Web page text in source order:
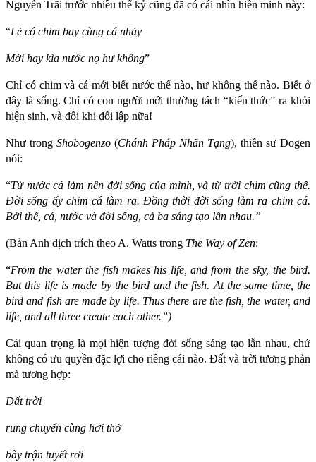
Nguyễn Trãi trước nhiều thế kỷ cũng đã có cái nhìn hiền minh này:
“Lẻ có chim bay cùng cá nhảy
Mới hay kìa nước nọ hư không”
Chỉ có chim và cá mới biết nước thế nào, hư không thế nào. Biết ở
đây là sống. Chỉ có con người mới thường tách “kiến thức” ra khỏi
hiện sinh, và đôi khi đối lập nữa!
Như trong Shobogenzo (Chánh Pháp Nhãn Tạng), thiền sư Dogen
nói:
“Từ nước cá làm nên đời sống của mình, và từ trời chim cũng thế.
Đời sống ấy chim cá làm ra. Đồng thời đời sống làm ra chim cá.
Bởi thế, cá, nước và đời sống, cả ba sáng tạo lẫn nhau.”
(Bản Anh dịch trích theo A. Watts trong The Way of Zen:
“From the water the fish makes his life,and from the sky, the bird.
But this life is made by the bird and the fish. At the same time, the
bird and fish are made by life. Thus there are the fish, the water, and
life, and all three create each other.”)
Cái quan trọng là mọi hiện tượng đời sống sáng tạo lẫn nhau, chứ
không có ưu quyền đặc lợi cho riêng cái nào. Đất và trời tương phản
mà tương hợp:
Đất trời
rung chuyển cùng hơi thở
bày trận tuyết rơi